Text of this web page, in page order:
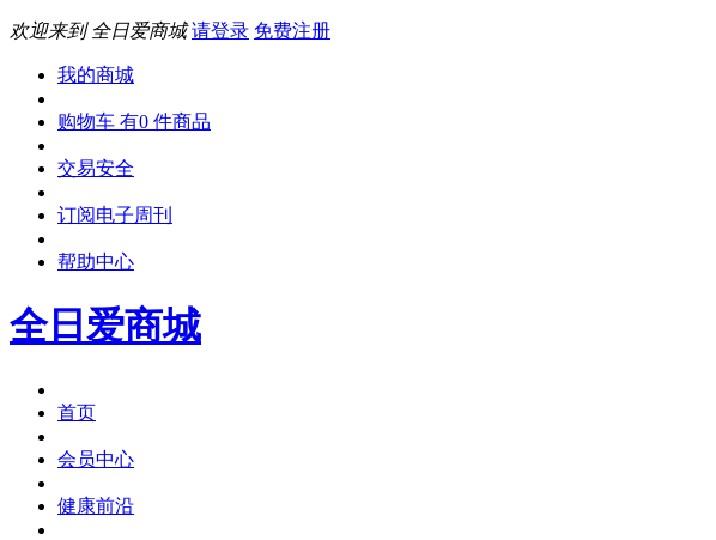
欢迎来到 全日爱商城 请登录 免费注册
我的商城
购物车 有0 件商品
交易安全
订阅电子周刊
帮助中心
全日爱商城
首页
会员中心
健康前沿